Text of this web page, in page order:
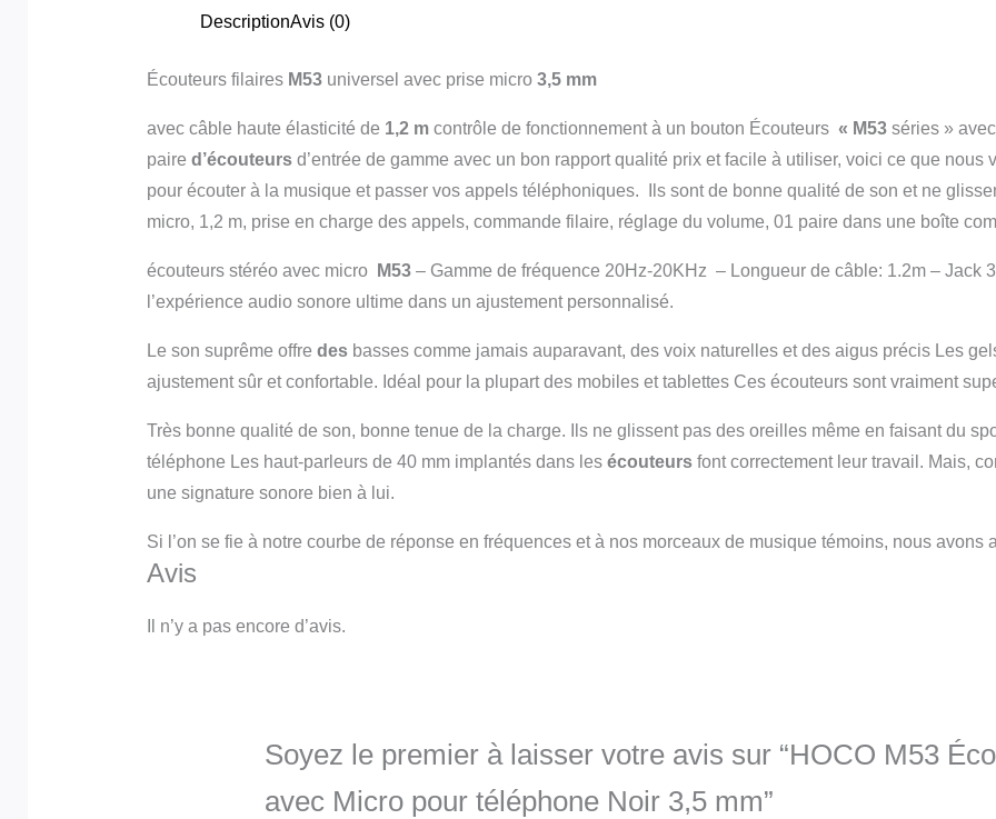
DescriptionAvis (0)
Écouteurs filaires M53universel avec prise micro3,5 mm
avec câble haute élasticité de 1,2 mcontrôle de fonctionnement à un bouton Écouteurs « M53 séries »
paire d’écouteursd’entrée de gamme avec un bon rapport qualité prix et facile à utiliser, voici ce que nous
pour écouter à la musique et passer vos appels téléphoniques. Ils sont de bonne qualité de son et ne
micro, 1,2 m, prise en charge des appels, commande filaire, réglage du volume, 01 paire dans une boîte
écouteurs stéréo avec micro M53– Gamme de fréquence 20Hz-20KHz – Longueur de câble: 1.2m – Jack
l’expérience audio sonore ultime dans un ajustement personnalisé.
Le son suprême offre des basses comme jamais auparavant, des voix naturelles et des aigus précis Les
ajustement sûr et confortable. Idéal pour la plupart des mobiles et tablettes Ces écouteurs sont vraiment
Très bonne qualité de son, bonne tenue de la charge. Ils ne glissent pas des oreilles même en faisant du
téléphone Les haut-parleurs de 40 mm implantés dans les écouteursfont correctement leur travail. Mais,
une signature sonore bien à lui.
Si l’on se fie à notre courbe de réponse en fréquences et à nos morceaux de musique témoins, nous avons
Avis
Il n’y a pas encore d’avis.
Soyez le premier à laisser votre avis sur “HOCO M53
avec Micro pour téléphone Noir 3,5 mm”